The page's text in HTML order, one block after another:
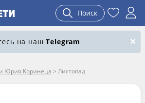
Поиск
на нашTelegram
Юрия Коринеца > Листопад